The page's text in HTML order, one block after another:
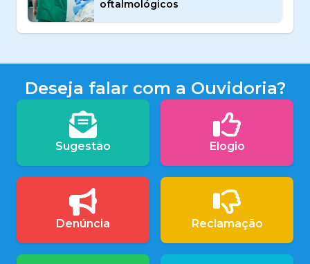
oftalmológicos
Deseja falar com a Ouvidoria?
Sugestão Elogio
Denúncia Reclamação